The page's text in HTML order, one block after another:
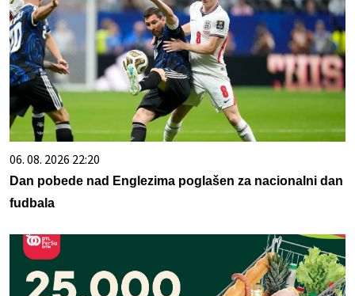
06. 08. 2026 22:20
Dan pobede nad Englezima poglašen za nacionalni dan
fudbala